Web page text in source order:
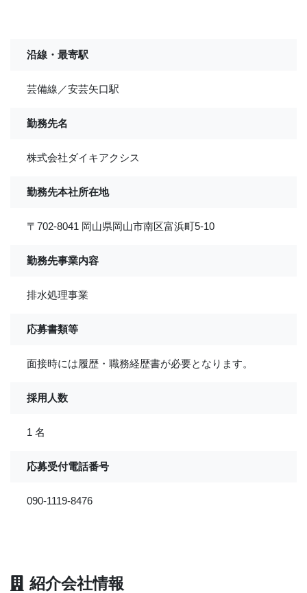
沿線・最寄駅
芸備線／安芸矢口駅
勤務先名
株式会社ダイキアクシス
勤務先本社所在地
〒702-8041 岡山県岡山市南区富浜町5-10
勤務先事業内容
排水処理事業
応募書類等
面接時には履歴・職務経歴書が必要となります。
採用人数
1 名
応募受付電話番号
090-1119-8476
紹介会社情報